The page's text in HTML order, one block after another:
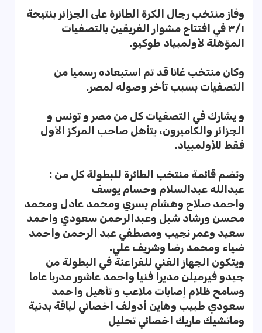
وفاز منتخب رجال الكرة الطائرة على الجزائر بنتيحة
٣/١ في افتتاح مشوار الفريقين بالتصفيات
المؤهلة لأولمبياد طوكيو.
وكان منتخب غانا قد تم استبعاده رسميا من
التصفيات بسبب تأخر وصوله لمصر.
و يشارك في التصفيات كل من مصر و تونس و
الجزائر والكاميرون، يتأهل صاحب المركز الأول
فقط للأولمبياد.
وتضم قائمة منتخب الطائرة للبطولة كل من :
عبدالله عبدالسلام وحسام يوسف
واحمد صلاح وهشام يسري ومحمد عادل ومحمد
محسن ورشاد شبل وعبدالرحمن سعودي واحمد
سعيد وعمر نجيب ومصطفي عبد الرحمن واحمد
ضياء ومحمد رضا وشريف علي.
ويتكون الجهاز الفني للفراعنة في البطولة من
جيدو فيرميلن مديرا فنيا واحمد عاشور مدربا عاما
وسامح ظلام إصابات ملاعب و تأهيل واحمد
سعودي طبيب وهاين أدولف اخصائي لياقة بدنية
وماتشيك ماريك اخصائي تحليل